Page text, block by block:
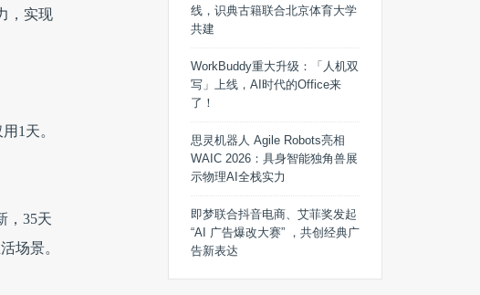
，实现
1天。
，35天
场景。
线，识典古籍联合北京体育大学
共建
WorkBuddy重大升级：「人机双
写」上线，AI时代的Office来
了！
思灵机器人 Agile Robots亮相
WAIC 2026：具身智能独角兽展
示物理AI全栈实力
即梦联合抖音电商、艾菲奖发起
“AI 广告爆改大赛” ，共创经典广
告新表达